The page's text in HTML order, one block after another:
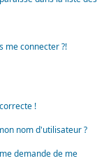
me connecter ?!
!
nom d'utilisateur ?
demande de me